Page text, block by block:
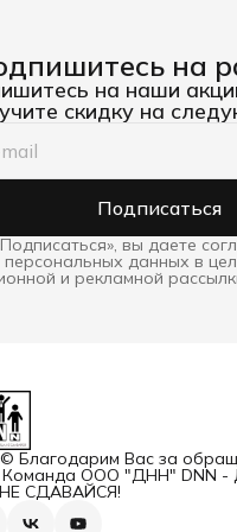
на
на наши
скидку на
Подписаться
вы даете
данных в
и рекламной
Благодарим Вас за
Команда ООО "ДНН" DNN -
СДАВАЙСЯ!